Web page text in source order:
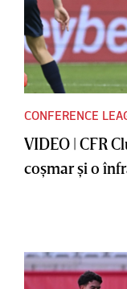
CONFERENCE
VIDEO | CFR
coşmar şi o